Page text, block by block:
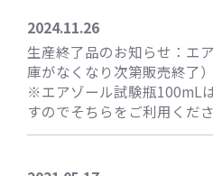
2024.11.26
生産終了品のお知らせ：エ
庫がなくなり次第販売終了）
※エアゾール試験瓶100mL
すのでそちらをご利用くださ